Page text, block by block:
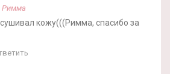
Римма
кожу(((Римма, спасибо за